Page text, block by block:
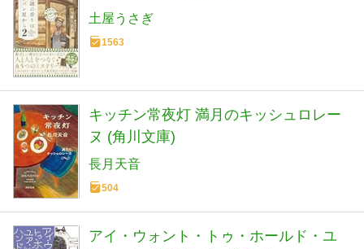
土屋うさぎ
1563
キッチン常夜灯 満月のキッシュロレー
ヌ (角川文庫)
長月天音
504
アイ・ウォント・トゥ・ホールド・ユ